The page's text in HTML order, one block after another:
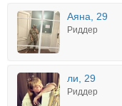
Аяна, 29
Риддер
ли, 29
Риддер